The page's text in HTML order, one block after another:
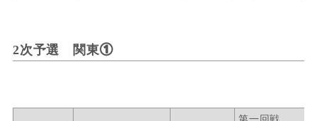
2次予選 関東①